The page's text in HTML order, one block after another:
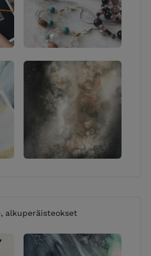
OTA YHTEYTTÄ!
TOIMITUKSET:
€ lisätään loppusummaan
mainita, että
tuotteen hintaan. Käytän
noutopisteeltä
harvoissa tapauksissa
”kirjepakettina”
haluat noutaa ostoksesi
minuun ennen
päivänä tai viimeistään
(ellei kyse ole erikseen
Jos sinulla on kiire
kysythän toimituksen
alkuperäisteokset